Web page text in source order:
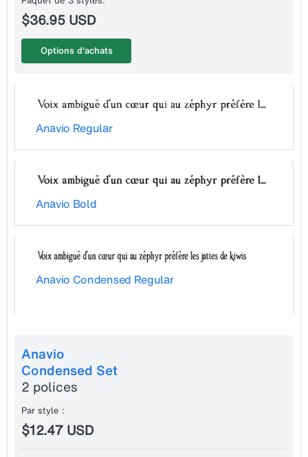
Anavio Regular
Anavio Bold
Anavio Condensed Regular
$36.95 USD
Options d'achats
Anavio
Condensed Set
2 polices
Par style :
$12.47 USD